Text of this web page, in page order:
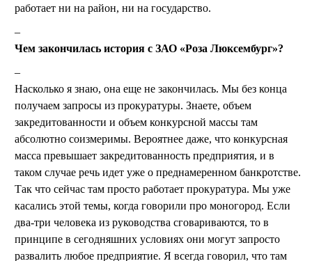
работает ни на район, ни на государство.
Чем закончилась история с ЗАО «Роза Люксембург»?
Насколько я знаю, она еще не закончилась. Мы без конца
получаем запросы из прокуратуры. Знаете, объем
закредитованности и объем конкурсной массы там
абсолютно соизмеримы. Вероятнее даже, что конкурсная
масса превышает закредитованность предприятия, и в
таком случае речь идет уже о преднамеренном банкротстве.
Так что сейчас там просто работает прокуратура. Мы уже
касались этой темы, когда говорили про моногород. Если
два-три человека из руководства сговариваются, то в
принципе в сегодняшних условиях они могут запросто
развалить любое предприятие. Я всегда говорил, что там